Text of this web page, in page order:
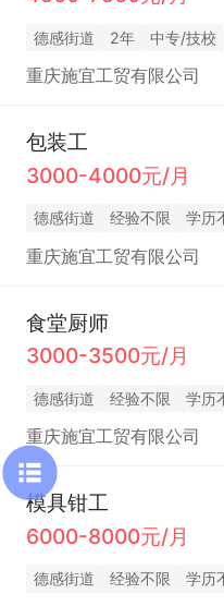
德感街道 2年 中专/技校
重庆施宜工贸有限公司
包装工
3000-4000元/月
德感街道 经验不限 学历
重庆施宜工贸有限公司
食堂厨师
3000-3500元/月
德感街道 经验不限 学历
重庆施宜工贸有限公司
模具钳工
6000-8000元/月
德感街道 经验不限 学历